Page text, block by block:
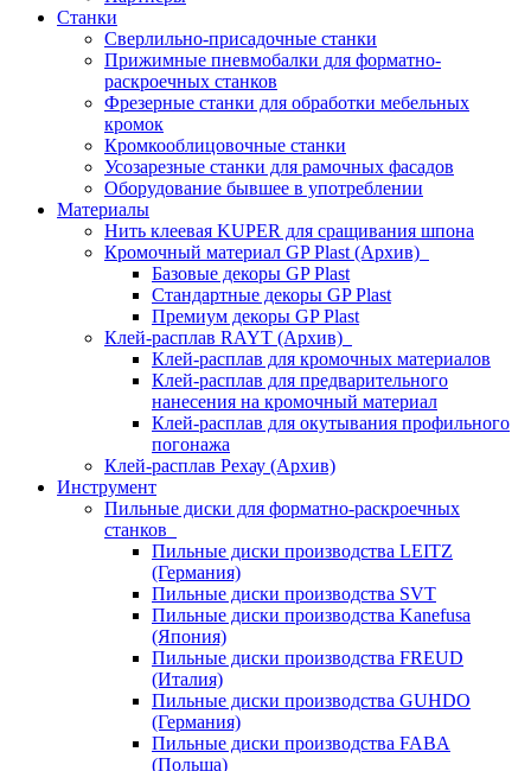
Станки
Сверлильно-присадочные станки
Прижимные пневмобалки для форматно-
раскроечных станков
Фрезерные станки для обработки мебельных
кромок
Кромкооблицовочные станки
Усозарезные станки для рамочных фасадов
Оборудование бывшее в употреблении
Материалы
Нить клеевая KUPER для сращивания шпона
Кромочный материал GP Plast (Архив)
Базовые декоры GP Plast
Стандартные декоры GP Plast
Премиум декоры GP Plast
Клей-расплав RAYT (Архив)
Клей-расплав для кромочных материалов
Клей-расплав для предварительного
нанесения на кромочный материал
Клей-расплав для окутывания профильного
погонажа
Клей-расплав Рехау (Архив)
Инструмент
Пильные диски для форматно-раскроечных
станков
Пильные диски производства LEITZ
(Германия)
Пильные диски производства SVT
Пильные диски производства Kanefusa
(Япония)
Пильные диски производства FREUD
(Италия)
Пильные диски производства GUHDO
(Германия)
Пильные диски производства FABA
(Польша)